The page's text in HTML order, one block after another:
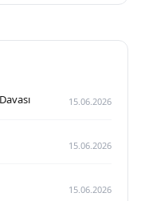
15.06.2026
15.06.2026
15.06.2026